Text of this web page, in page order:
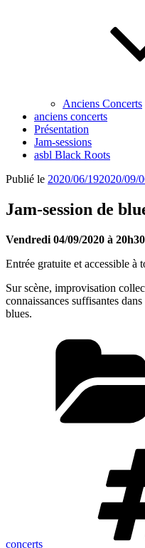
Anciens Concerts
anciens concerts
Présentation
Jam-sessions
asbl Black Roots
Publié le 2020/06/192020/09/
Jam-session de
Vendredi 04/09/2020 à 20h30
Entrée gratuite et accessible à
Sur scène, improvisation
connaissances suffisantes
blues.
concerts